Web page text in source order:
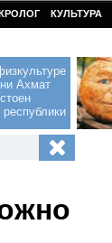
КУЛЬТУРА
Ахмат
республики